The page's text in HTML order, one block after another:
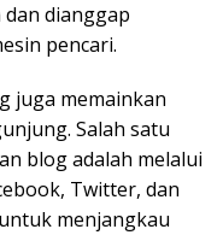
dianggap
pencari.
juga memainkan
Salah satu
blog adalah melalui
Twitter, dan
menjangkau